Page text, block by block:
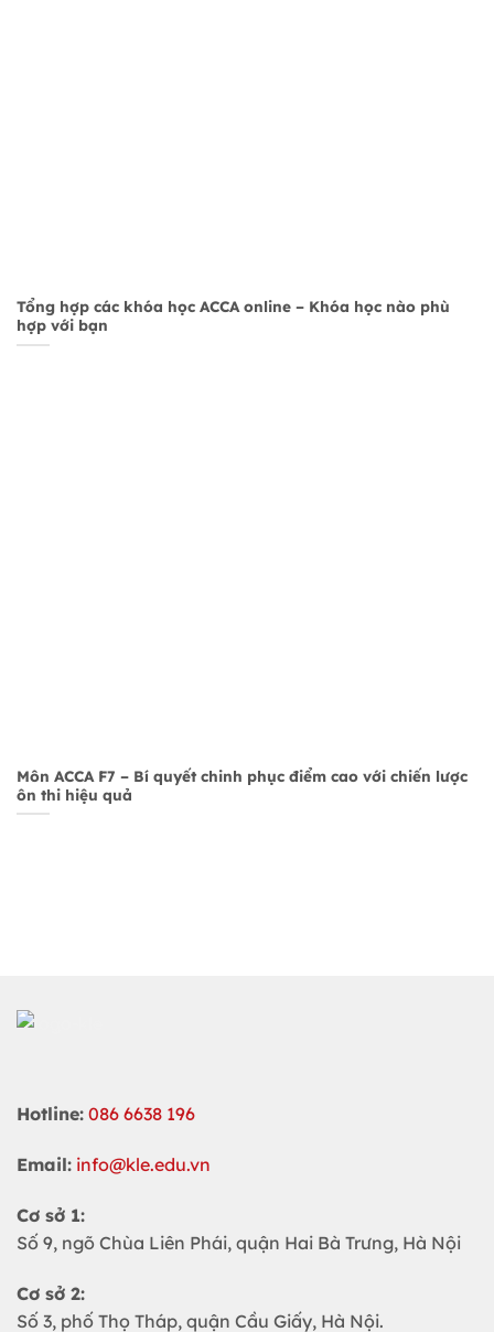
Tổng hợp các khóa học ACCA online – Khóa học nào phù
hợp với bạn
Môn ACCA F7 – Bí quyết chinh phục điểm cao với chiến lược
ôn thi hiệu quả
Hotline: 086 6638 196
Email: info@kle.edu.vn
Cơ sở 1:
Số 9, ngõ Chùa Liên Phái, quận Hai Bà Trưng, Hà Nội
Cơ sở 2:
Số 3, phố Thọ Tháp, quận Cầu Giấy, Hà Nội.